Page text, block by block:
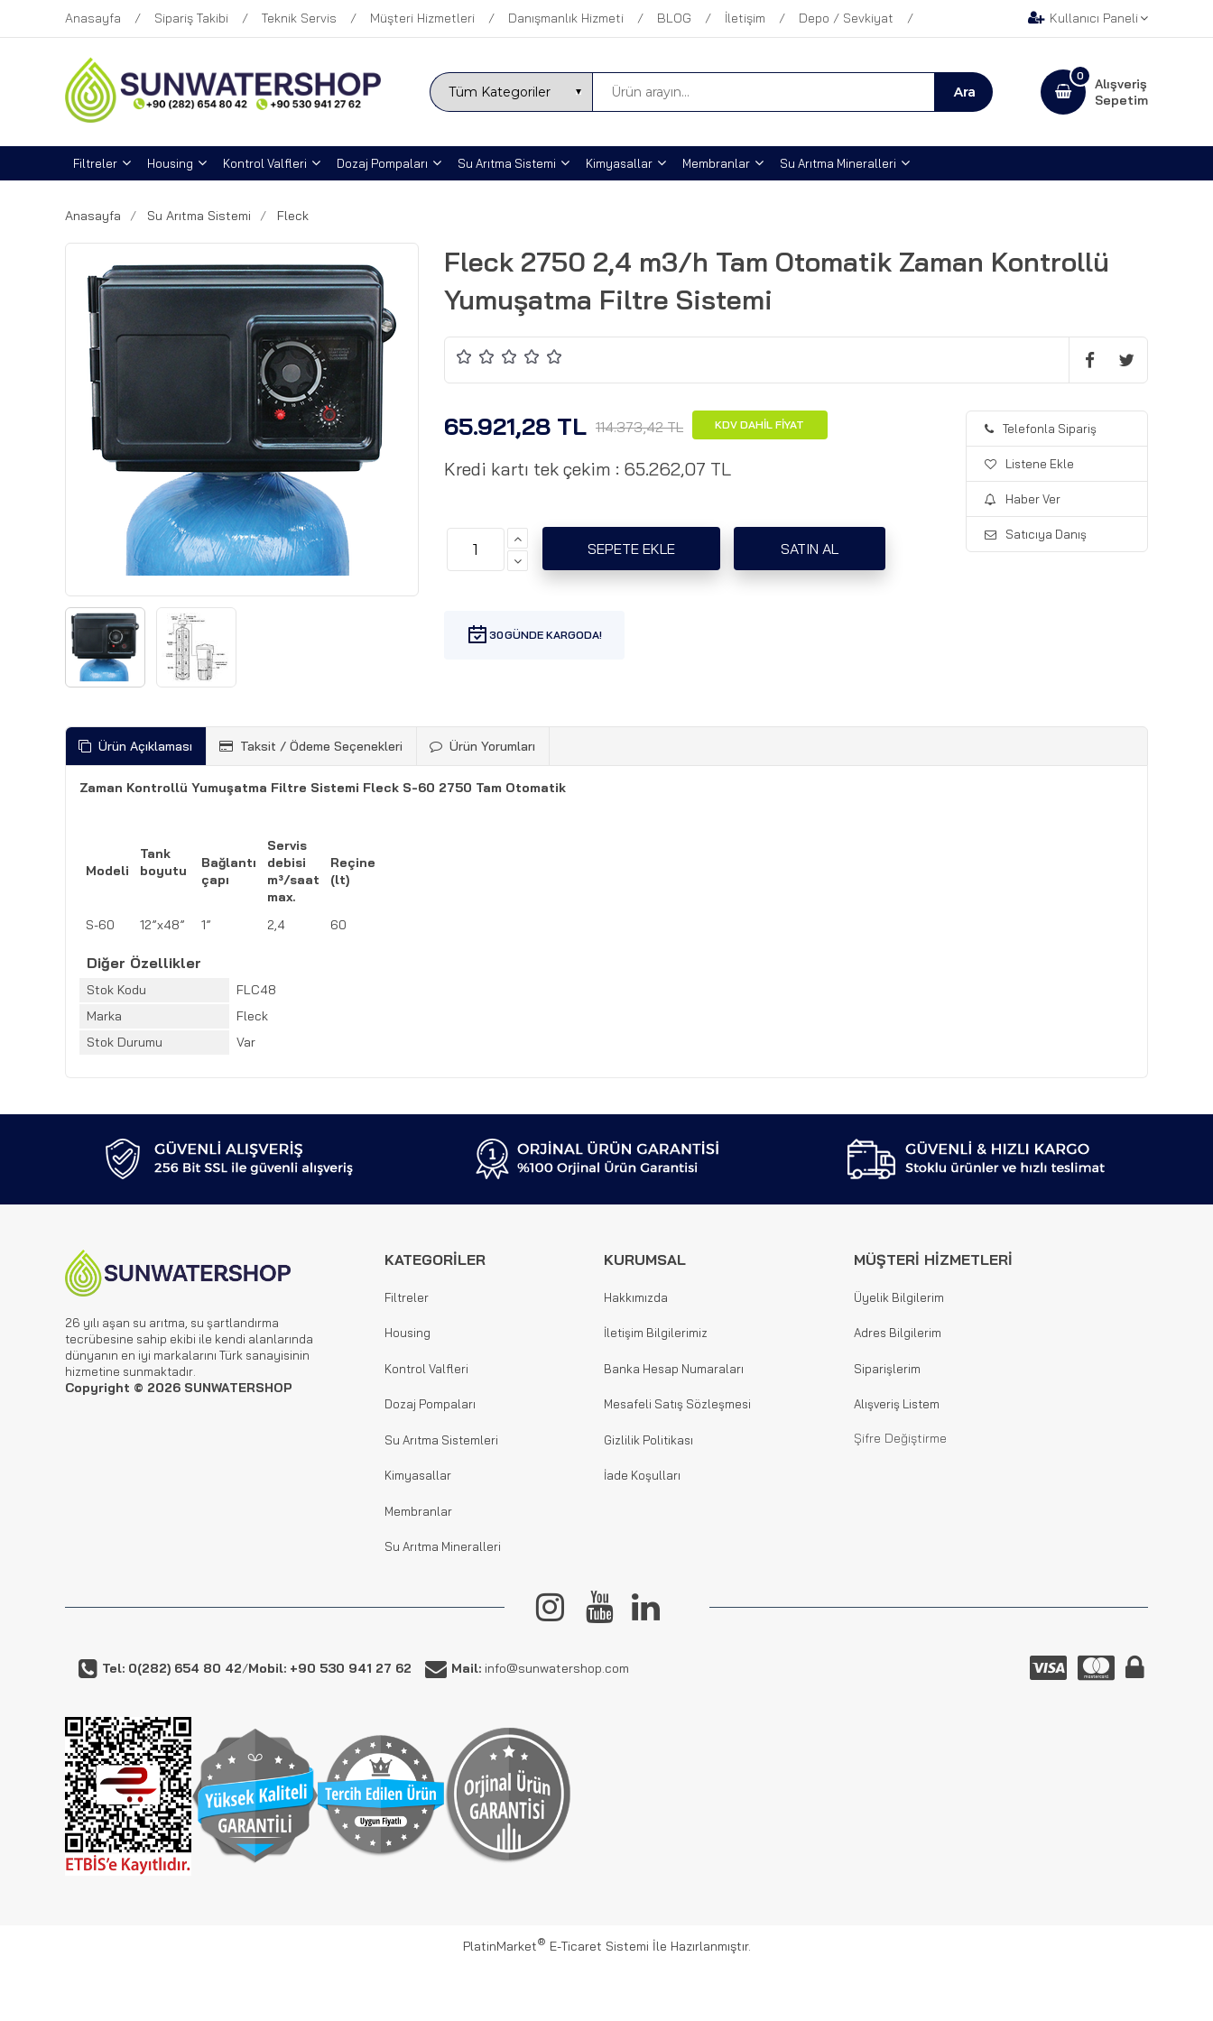
Anasayfa Sipariş Takibi Teknik Servis Müşteri Hizmetleri Danışmanlık Hizmeti BLOG İletişim Depo / Sevkiyat Kullanıcı Paneli
Alışveriş
Sepetim
0
Filtreler Housing Kontrol Valfleri Dozaj Pompaları Su Arıtma Sistemi Kimyasallar Membranlar Su Arıtma Mineralleri
Anasayfa Su Arıtma Sistemi Fleck
Fleck 2750 2,4 m3/h Tam Otomatik Zaman Kontrollü
Yumuşatma Filtre Sistemi
65.921,28 TL 114.373,42 TL KDV DAHİL FİYAT
Kredi kartı tek çekim : 65.262,07 TL
30
Telefonla Sipariş
Listene Ekle
Haber Ver
Satıcıya Danış
Ürün Açıklaması Taksit / Ödeme Seçenekleri Ürün Yorumları
Zaman Kontrollü Yumuşatma Filtre Sistemi Fleck S-60 2750 Tam Otomatik
Modeli
Tank
boyutu
Bağlantı
çapı
Servis
debisi
m³/saat
max.
Reçine
(lt)
S-60 12”x48” 1” 2,4 60
Diğer Özellikler
Stok Kodu
FLC48
Marka
Fleck
Stok Durumu
Var
26 yılı aşan su arıtma, su şartlandırma
tecrübesine sahip ekibi ile kendi alanlarında
dünyanın en iyi markalarını Türk sanayisinin
hizmetine sunmaktadır.
Copyright © 2026 SUNWATERSHOP
KATEGORİLER
Filtreler
Housing
Kontrol Valfleri
Dozaj Pompaları
Su Arıtma Sistemleri
Kimyasallar
Membranlar
Su Arıtma Mineralleri
KURUMSAL
Hakkımızda
İletişim Bilgilerimiz
Banka Hesap Numaraları
Mesafeli Satış Sözleşmesi
Gizlilik Politikası
İade Koşulları
MÜŞTERİ HİZMETLERİ
Üyelik Bilgilerim
Adres Bilgilerim
Siparişlerim
Alışveriş Listem
Şifre Değiştirme
Tel: 0(282) 654 80 42/Mobil: +90 530 941 27 62 Mail: info@sunwatershop.com
PlatinMarket® E-Ticaret Sistemi İle Hazırlanmıştır.